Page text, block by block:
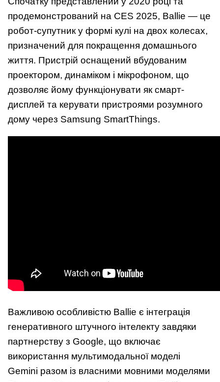
продемонстрований на CES 2025, Ballie — це
робот-супутник у формі кулі на двох колесах,
призначений для покращення домашнього
життя. Пристрій оснащений вбудованим
проектором, динаміком і мікрофоном, що
дозволяє йому функціонувати як смарт-
дисплей та керувати пристроями розумного
дому через Samsung SmartThings.
Важливою особливістю Ballie є інтеграція
генеративного штучного інтелекту завдяки
партнерству з Google, що включає
використання мультимодальної моделі
Gemini разом із власними мовними моделями